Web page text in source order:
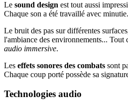
Le sound design est tout aussi
Chaque son a été travaillé avec minutie.
Le bruit des pas sur différentes
l'ambiance des environnements... Tout
audio immersive.
Les effets sonores des combats sont
Chaque coup porté possède sa
Technologies audio